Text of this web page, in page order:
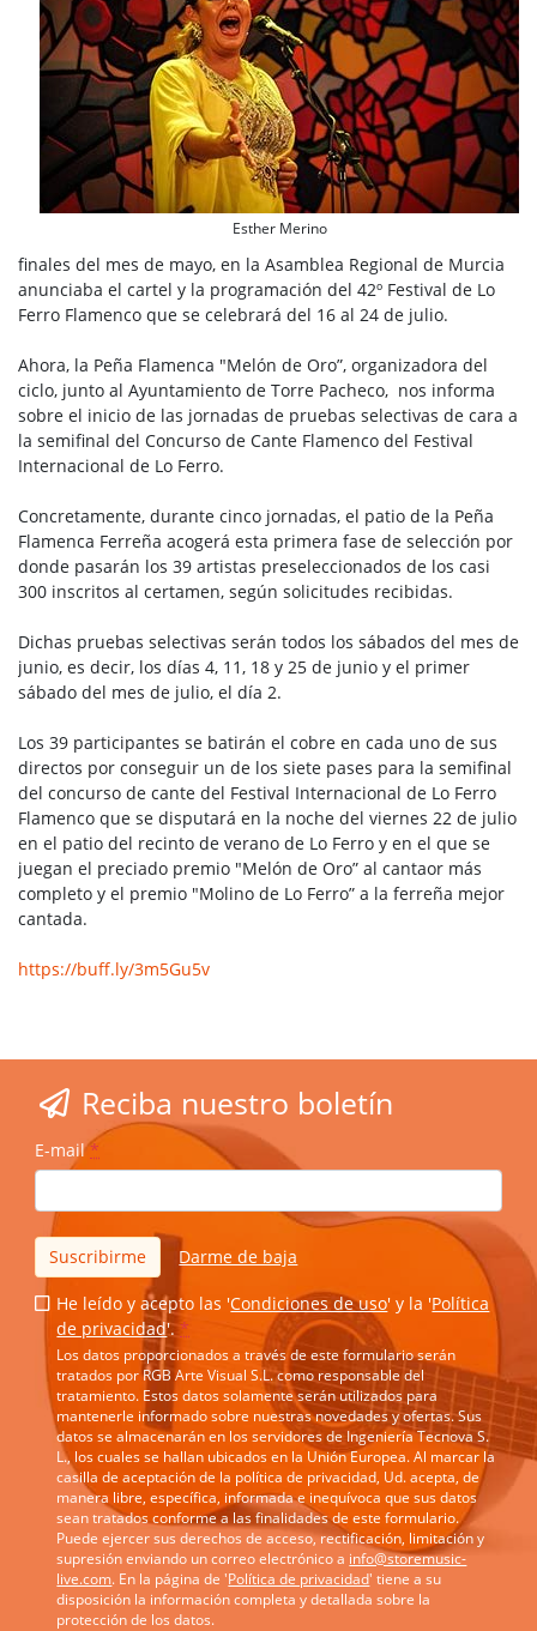
Esther Merino
finales del mes de mayo, en la Asamblea Regional de Murcia
anunciaba el cartel y la programación del 42º Festival de Lo
Ferro Flamenco que se celebrará del 16 al 24 de julio.
Ahora, la Peña Flamenca "Melón de Oro”, organizadora del
ciclo, junto al Ayuntamiento de Torre Pacheco, nos informa
sobre el inicio de las jornadas de pruebas selectivas de cara a
la semifinal del Concurso de Cante Flamenco del Festival
Internacional de Lo Ferro.
Concretamente, durante cinco jornadas, el patio de la Peña
Flamenca Ferreña acogerá esta primera fase de selección por
donde pasarán los 39 artistas preseleccionados de los casi
300 inscritos al certamen, según solicitudes recibidas.
Dichas pruebas selectivas serán todos los sábados del mes de
junio, es decir, los días 4, 11, 18 y 25 de junio y el primer
sábado del mes de julio, el día 2.
Los 39 participantes se batirán el cobre en cada uno de sus
directos por conseguir un de los siete pases para la semifinal
del concurso de cante del Festival Internacional de Lo Ferro
Flamenco que se disputará en la noche del viernes 22 de julio
en el patio del recinto de verano de Lo Ferro y en el que se
juegan el preciado premio "Melón de Oro” al cantaor más
completo y el premio "Molino de Lo Ferro” a la ferreña mejor
cantada.
https://buff.ly/3m5Gu5v
Reciba nuestro boletín
E-mail *
Suscribirme Darme de baja
He leído y acepto las 'Condiciones de uso' y la 'Política
de privacidad'.*
Los datos proporcionados a través de este formulario serán
tratados por RGB Arte Visual S.L. como responsable del
tratamiento. Estos datos solamente serán utilizados para
mantenerle informado sobre nuestras novedades y ofertas. Sus
datos se almacenarán en los servidores de Ingeniería Tecnova S.
L., los cuales se hallan ubicados en la Unión Europea. Al marcar la
casilla de aceptación de la política de privacidad, Ud. acepta, de
manera libre, específica, informada e inequívoca que sus datos
sean tratados conforme a las finalidades de este formulario.
Puede ejercer sus derechos de acceso, rectificación, limitación y
supresión enviando un correo electrónico a info@storemusic-
live.com. En la página de 'Política de privacidad' tiene a su
disposición la información completa y detallada sobre la
protección de los datos.